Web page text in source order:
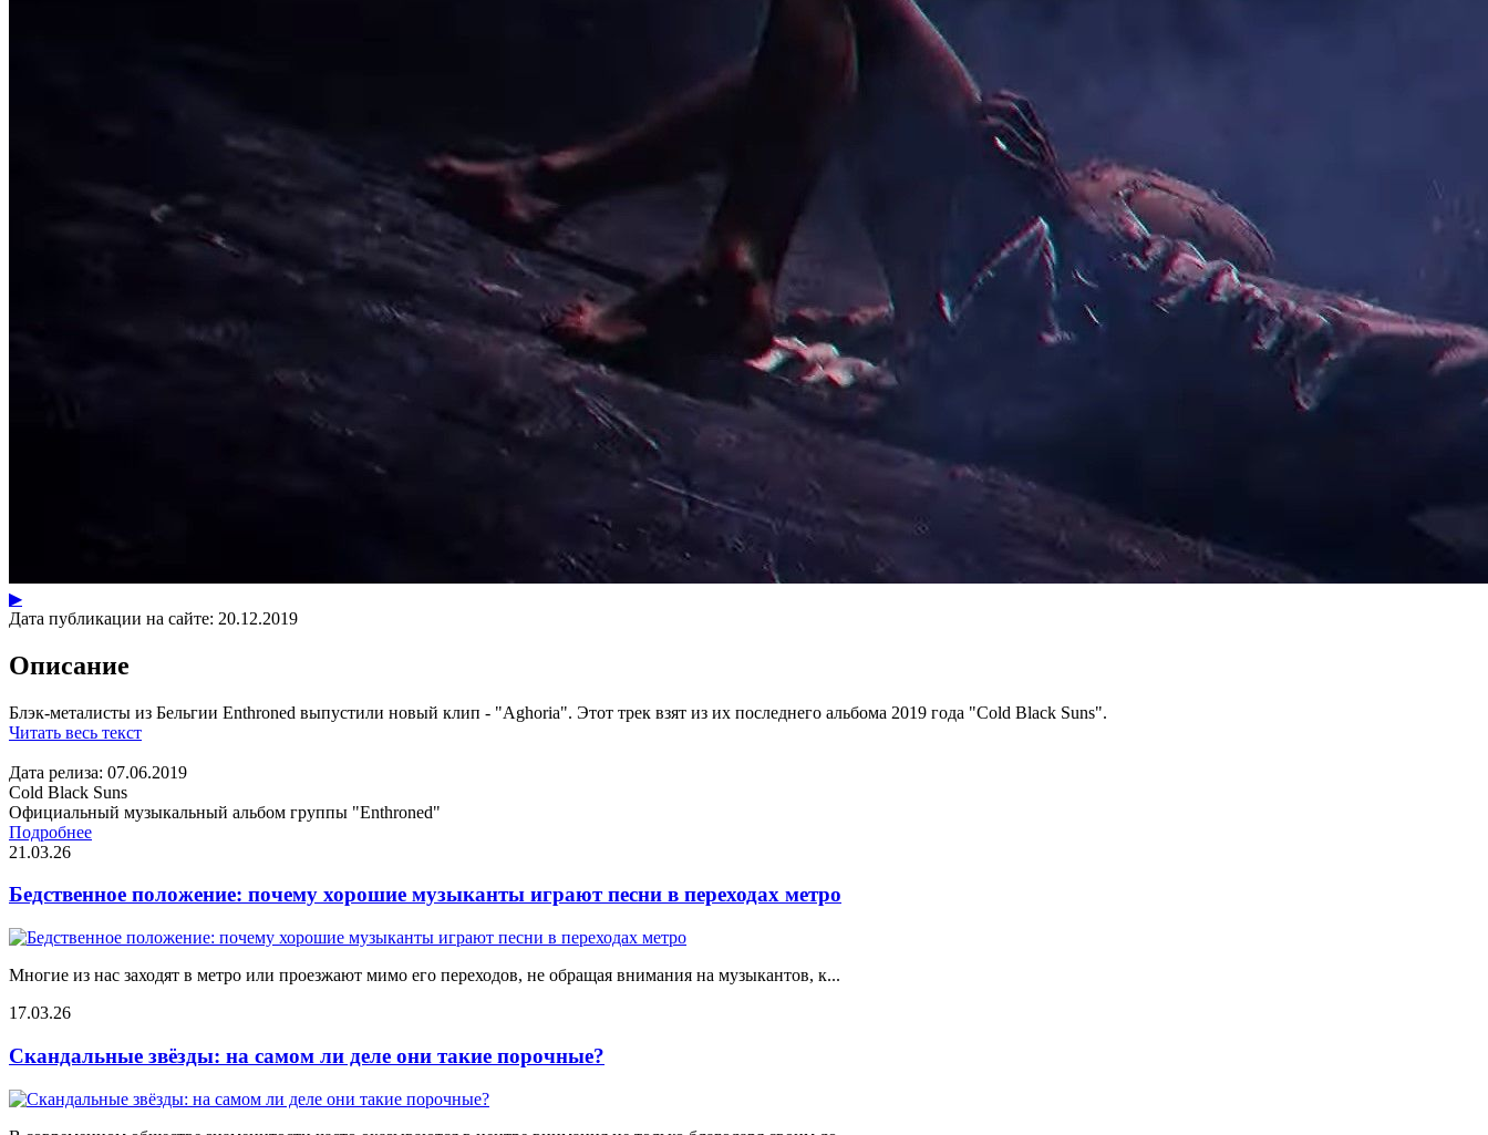
▶
Дата публикации на сайте: 20.12.2019
Описание
Блэк-металисты из Бельгии Enthroned выпустили новый клип - "Aghoria". Этот трек взят из их последнего альбома 2019 года "Cold Black Suns".
Читать весь текст
Дата релиза: 07.06.2019
Cold Black Suns
Официальный музыкальный альбом группы "Enthroned"
Подробнее
21.03.26
Бедственное положение: почему хорошие музыканты играют песни в переходах метро
Многие из нас заходят в метро или проезжают мимо его переходов, не обращая внимания на музыкантов, к...
17.03.26
Скандальные звёзды: на самом ли деле они такие порочные?